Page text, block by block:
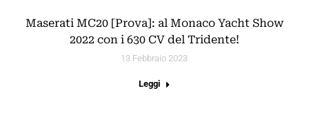
Maserati MC20 [Prova]: al Monaco Yacht Show
2022 con i 630 CV del Tridente!
13 Febbraio 2023
Leggi